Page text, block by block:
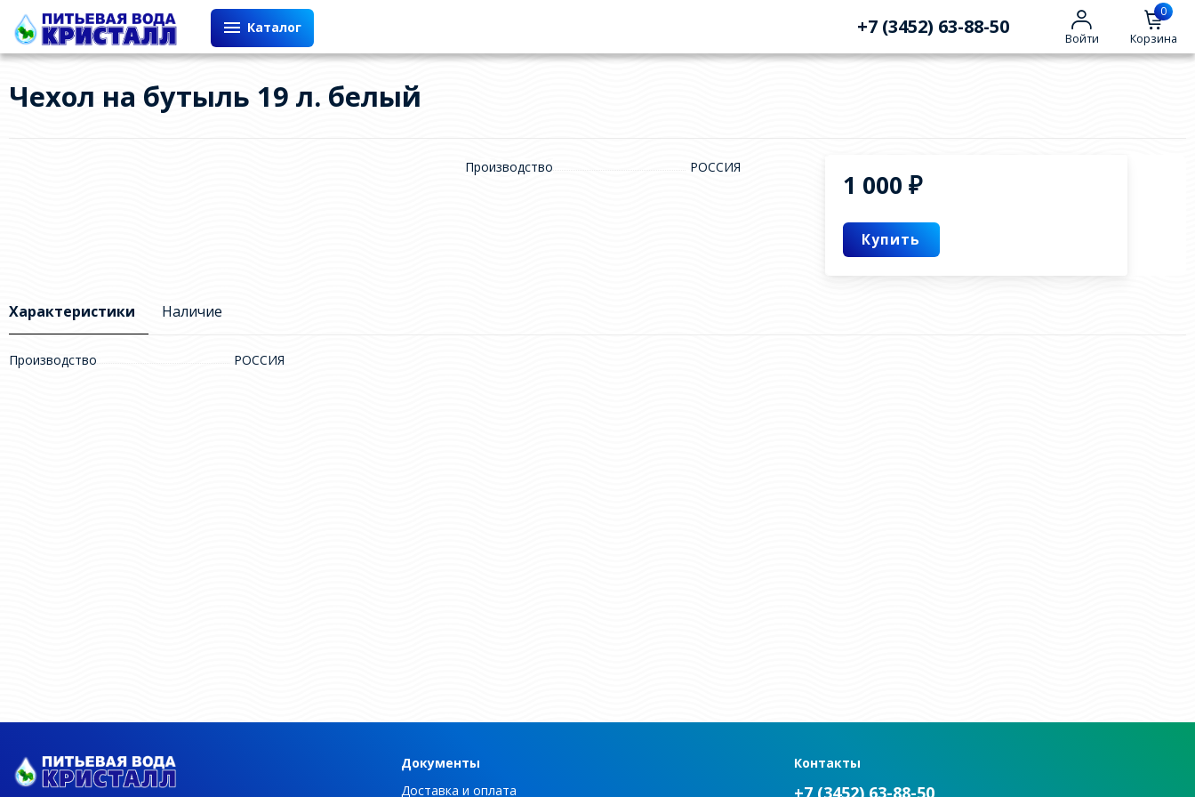
Каталог +7 (3452) 63-88-50
Войти
0
Корзина
Чехол на бутыль 19 л. белый
Производство РОССИЯ
1 000 ₽
Купить
Характеристики Наличие
Производство РОССИЯ
Документы
Доставка и оплата
Контакты
+7 (3452) 63-88-50